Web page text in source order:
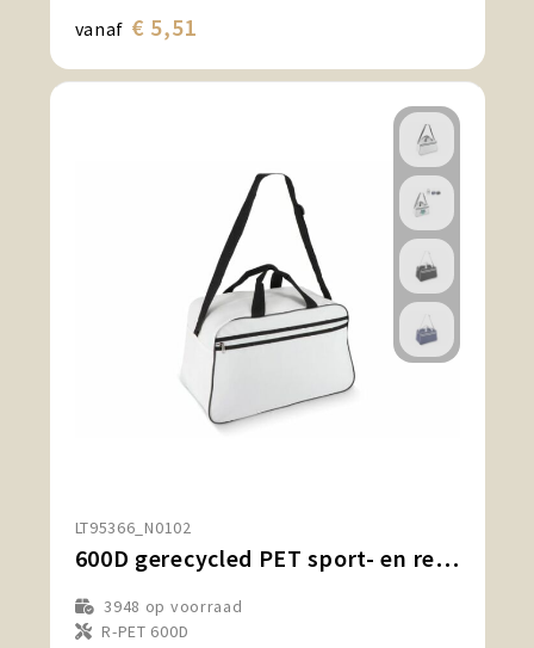
vanaf € 5,51
LT95366_N0102
600D gerecycled PET sport- en reistas 48 x 25 x 28 cm 30 L
3948 op voorraad
R-PET 600D